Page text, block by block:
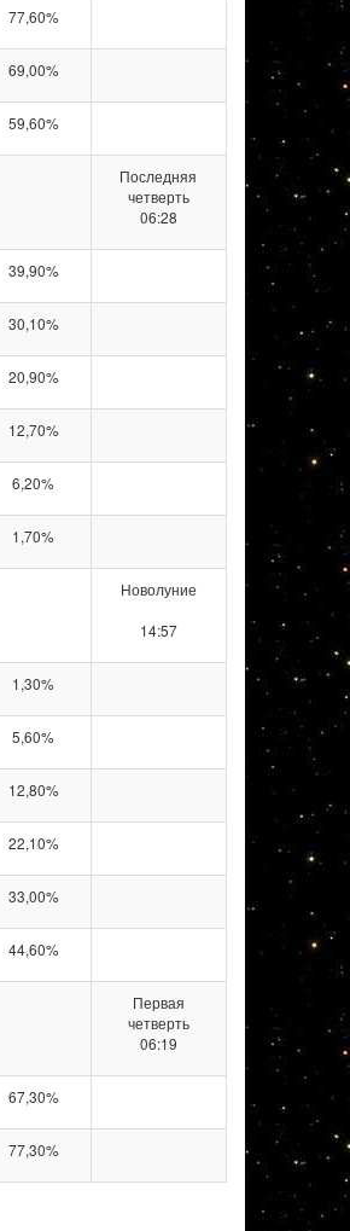
77,60%
69,00%
59,60%
Последняя
четверть
06:28
39,90%
30,10%
20,90%
12,70%
6,20%
1,70%
Новолуние
14:57
1,30%
5,60%
12,80%
22,10%
33,00%
44,60%
Первая
четверть
06:19
67,30%
77,30%